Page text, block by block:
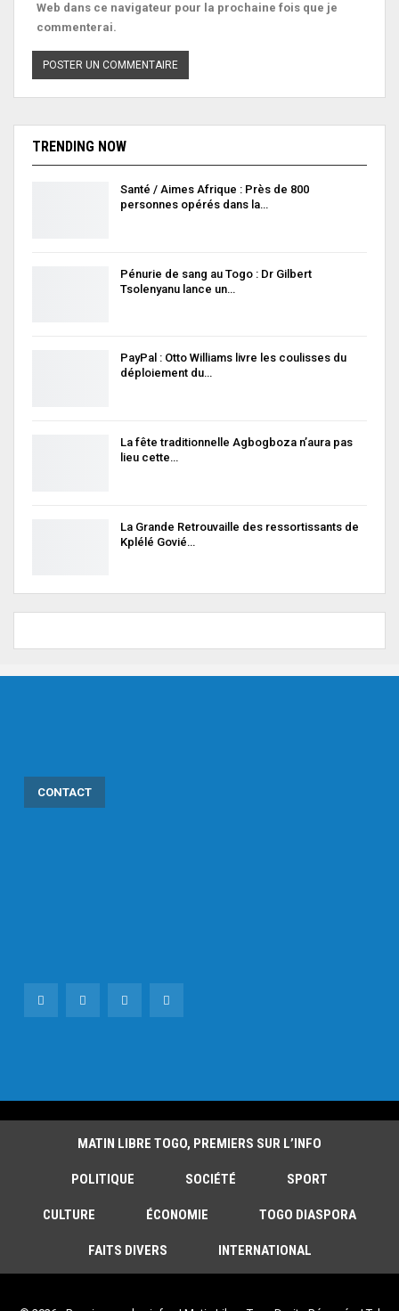
Web dans ce navigateur pour la prochaine fois que je
commenterai.
TRENDING NOW
Santé / Aimes Afrique : Près de 800
personnes opérés dans la…
Pénurie de sang au Togo : Dr Gilbert
Tsolenyanu lance un…
PayPal : Otto Williams livre les coulisses du
déploiement du…
La fête traditionnelle Agbogboza n’aura pas
lieu cette…
La Grande Retrouvaille des ressortissants de
Kplélé Govié…
CONTACT
MATIN LIBRE TOGO, PREMIERS SUR L’INFO
POLITIQUE SOCIÉTÉ SPORT
CULTURE ÉCONOMIE TOGO DIASPORA
FAITS DIVERS INTERNATIONAL